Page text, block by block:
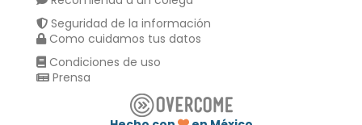
Seguridad de la información
Como cuidamos tus datos
Condiciones de uso
Prensa